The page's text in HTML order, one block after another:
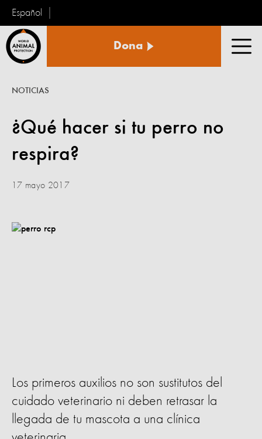
Español
Animal
Dona
¿Qué hacer si tu perro no
respira?
NOTICIAS
17 mayo 2017
Los primeros auxilios no son sustitutos del
cuidado veterinario ni deben retrasar la
llegada de tu mascota a una clínica